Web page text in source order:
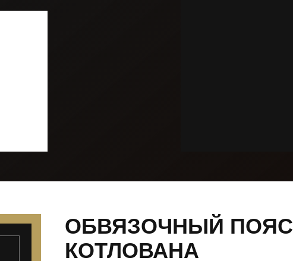
ОБВЯЗОЧНЫЙ ПОЯС
КОТЛОВАНА